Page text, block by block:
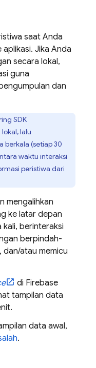
saat Anda
aplikasi. Jika Anda
secara lokal,
guna
dan
SDK
lalu
berkala (setiap 30
waktu interaksi
peristiwa dari
mengalihkan
ke latar depan
berinteraksi
berpindah-
dan/atau memicu
di Firebase
tampilan data
data awal,
.